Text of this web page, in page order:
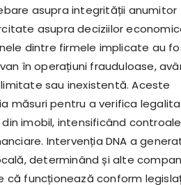
asupra integrității anumitor
asupra deciziilor
dintre firmele implicate au
în operațiuni frauduloase,
sau inexistentă. Aceste
măsuri pentru a verifica
imobil, intensificând
Intervenția DNA a
determinând și alte
că funcționează conform